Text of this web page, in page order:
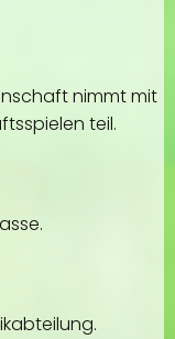
nimmt mit
teil.